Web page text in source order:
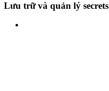
Lưu trữ và quản lý secrets